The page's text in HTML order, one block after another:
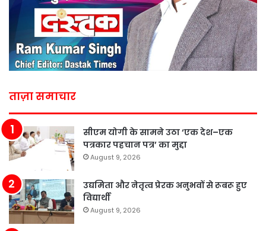
ताज़ा समाचार
सीएम योगी के सामने उठा ‘एक देश–एक
पत्रकार पहचान पत्र’ का मुद्दा
August 9, 2026
उद्यमिता और नेतृत्व प्रेरक अनुभवों से रूबरू हुए
विद्यार्थी
August 9, 2026